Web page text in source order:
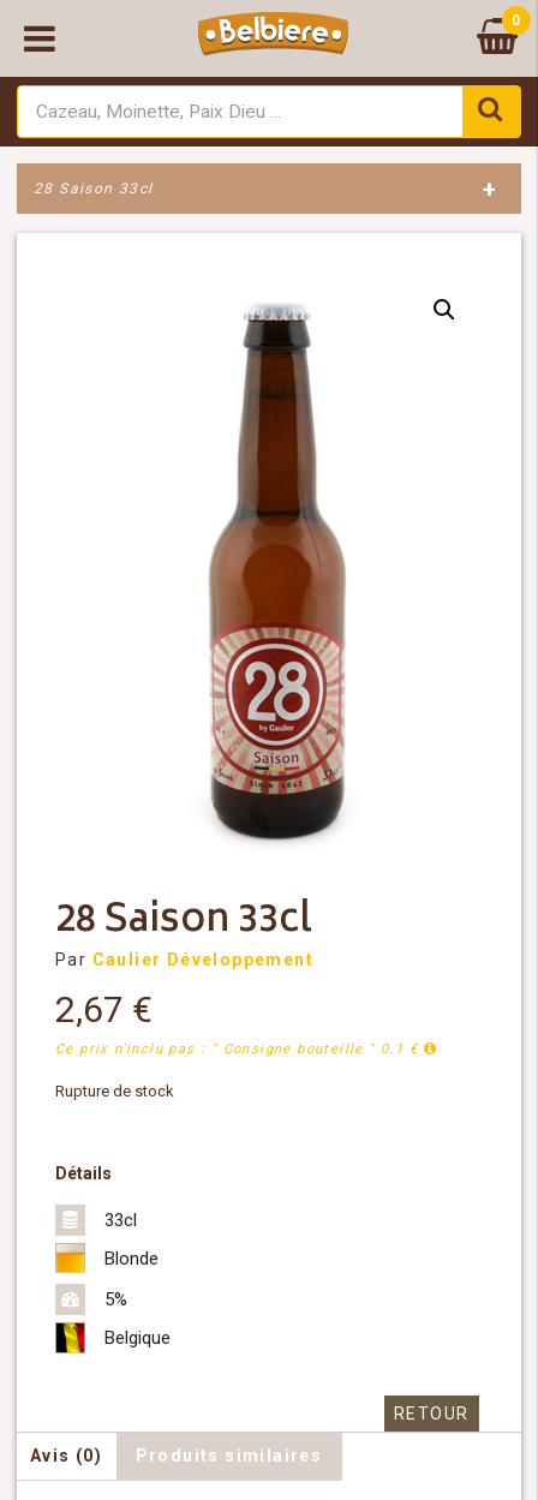
0
28 Saison 33cl +
28 Saison 33cl
Par Caulier Développement
2,67 €
Ce prix n'inclu pas : " Consigne bouteille " 0.1 €
Rupture de stock
Détails
33cl
Blonde
5%
Belgique
RETOUR
Avis (0) Produits similaires